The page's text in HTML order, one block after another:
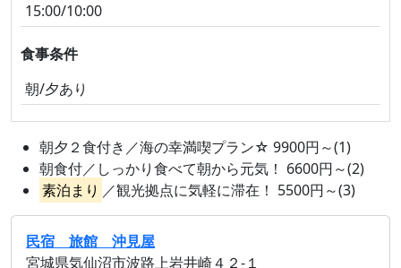
15:00/10:00
食事条件
朝/夕あり
朝夕２食付き／海の幸満喫プラン☆ 9900円～(1)
朝食付／しっかり食べて朝から元気！ 6600円～(2)
素泊まり ／観光拠点に気軽に滞在！ 5500円～(3)
民宿 旅館 沖見屋
宮城県気仙沼市波路上岩井崎４２‐１